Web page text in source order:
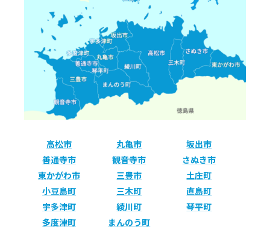
高松市 丸亀市
坂出市
善通寺市
観音寺市
さぬき市
東かがわ市
三豊市
土庄町
小豆島町
三木町
直島町
宇多津町
綾川町
琴平町
多度津町
まんのう町